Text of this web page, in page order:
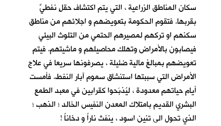
سكان المناطق الزراعية ، التي يتم اكتشاف حقلٍ نفطيٍّ
بقربها. فتقوم الحكومة بتعويضهم و اجلائهم من مناطق
سكنهم او تركهم لمصيرهم الحتمي من التلوث البيئي
فيصابون بالأمراض وتهلك محاصيلهم و ماشيتهم. فيتم
تعويضهم بمبالغ مالية ضئيلة ، يصرفونها سريعا في علاج
الأمراض التي سببتها استنشاق سموم آبار النفط. فأمست
أيام حياتهم معدودة ، ليُذبَحوا كقرابين في معبد الطمع
البشري القديم بامتلاك المعدن النفيس الخالد ؛ الذهب ؛
الذي تحول الى تنين اسود ، ينفث ناراً و دخاناً !